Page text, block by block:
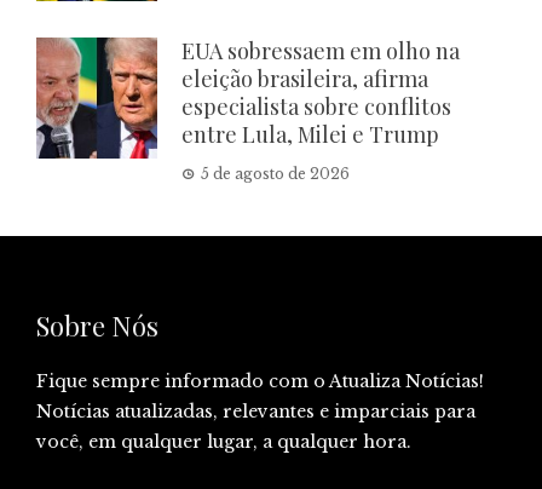
EUA sobressaem em olho na
eleição brasileira, afirma
especialista sobre conflitos
entre Lula, Milei e Trump
5 de agosto de 2026
Sobre Nós
Fique sempre informado com o Atualiza Notícias!
Notícias atualizadas, relevantes e imparciais para
você, em qualquer lugar, a qualquer hora.